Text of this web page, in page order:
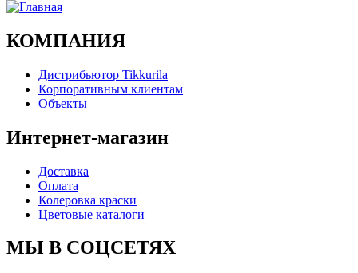
КОМПАНИЯ
Дистрибьютор Tikkurila
Корпоративным клиентам
Объекты
Интернет-магазин
Доставка
Оплата
Колеровка краски
Цветовые каталоги
МЫ В СОЦСЕТЯХ